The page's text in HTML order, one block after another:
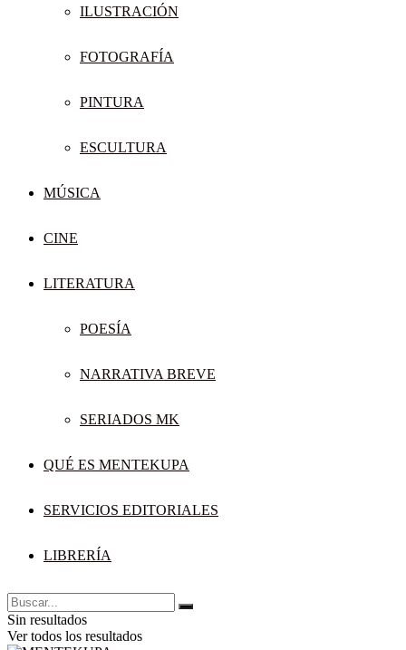
ILUSTRACIÓN
FOTOGRAFÍA
PINTURA
ESCULTURA
MÚSICA
CINE
LITERATURA
POESÍA
NARRATIVA BREVE
SERIADOS MK
QUÉ ES MENTEKUPA
SERVICIOS EDITORIALES
LIBRERÍA
Sin resultados
Ver todos los resultados